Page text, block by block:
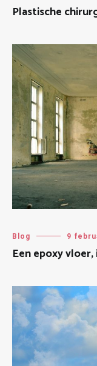
Plastische
Blog 9
Een epoxy